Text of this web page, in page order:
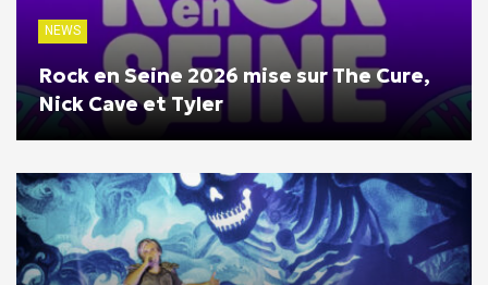
NEWS
Rock en Seine 2026 mise sur The Cure,
Nick Cave et Tyler